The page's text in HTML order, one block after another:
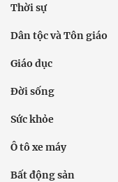
Thời sự
Dân tộc và Tôn giáo
Giáo dục
Đời sống
Sức khỏe
Ô tô xe máy
Bất động sản